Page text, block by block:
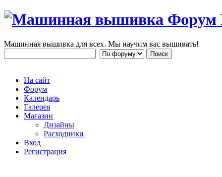
Машинная вышивка для всех. Мы научим вас вышивать!
На сайт
Форум
Календарь
Галерея
Магазин
Дизайны
Расходники
Вход
Регистрация